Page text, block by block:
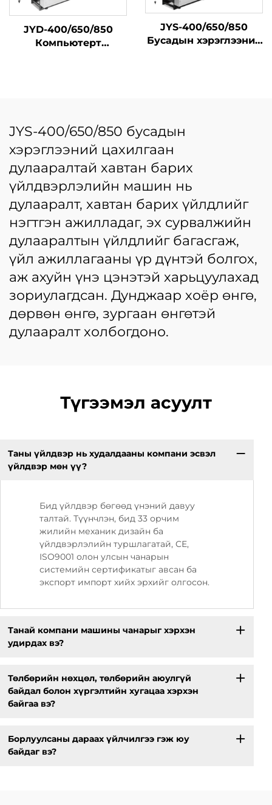
JYD-400/650/850
Компьютерт
JYS-400/650/850
Бусадын хэрэглээний
JYS-400/650/850 бусадын
хэрэглээний цахилгаан
дулааралтай хавтан барих
үйлдвэрлэлийн машин нь
дулааралт, хавтан барих үйлдлийг
нэгтгэн ажилладаг, эх сурвалжийн
дулааралтын үйлдлийг багасгаж,
үйл ажиллагааны үр дүнтэй болгох,
аж ахуйн үнэ цэнэтэй харьцуулахад
зориулагдсан. Дунджаар хоёр өнгө,
дөрвөн өнгө, зургаан өнгөтэй
дулааралт холбогдоно.
Түгээмэл асуулт
Таны үйлдвэр нь худалдааны компани эсвэл
үйлдвэр мөн үү?
Бид үйлдвэр бөгөөд үнэний давуу
талтай. Түүнчлэн, бид 33 орчим
жилийн механик дизайн ба
үйлдвэрлэлийн туршлагатай, CE,
ISO9001 олон улсын чанарын
системийн сертификатыг авсан ба
экспорт импорт хийх эрхийг олгосон.
Танай компани машины чанарыг хэрхэн
удирдах вэ?
Төлбөрийн нөхцөл, төлбөрийн аюулгүй
байдал болон хүргэлтийн хугацаа хэрхэн
байгаа вэ?
Борлуулсаны дараах үйлчилгээ гэж юу
байдаг вэ?